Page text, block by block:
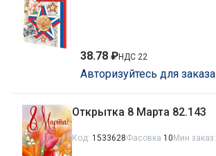
38.78 ₽НДС 22
Авторизуйтесь для заказа
Открытка 8 Марта 82.143
Код: 1533628Фасовка 10 Мин заказ: